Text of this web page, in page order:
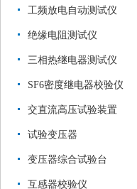
工频放电自动测试仪
绝缘电阻测试仪
三相热继电器测试仪
SF6密度继电器校验仪
交直流高压试验装置
试验变压器
变压器综合试验台
互感器校验仪